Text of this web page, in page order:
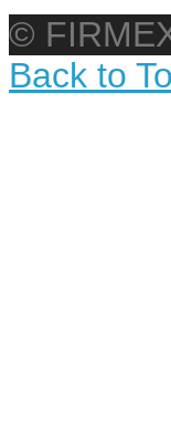
©
Back to